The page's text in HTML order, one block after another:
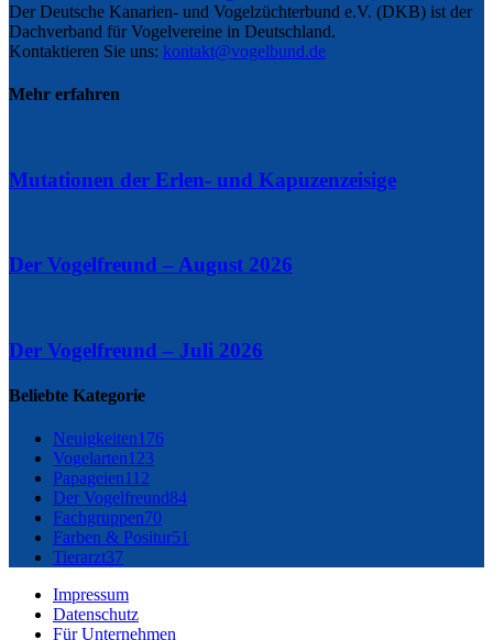
Der Deutsche Kanarien- und Vogelzüchterbund e.V. (DKB) ist der
Dachverband für Vogelvereine in Deutschland.
Kontaktieren Sie uns: kontakt@vogelbund.de
Mehr erfahren
Mutationen der Erlen- und Kapuzenzeisige
Der Vogelfreund – August 2026
Der Vogelfreund – Juli 2026
Beliebte Kategorie
Neuigkeiten176
Vogelarten123
Papageien112
Der Vogelfreund84
Fachgruppen70
Farben & Positur51
Tierarzt37
Impressum
Datenschutz
Für Unternehmen